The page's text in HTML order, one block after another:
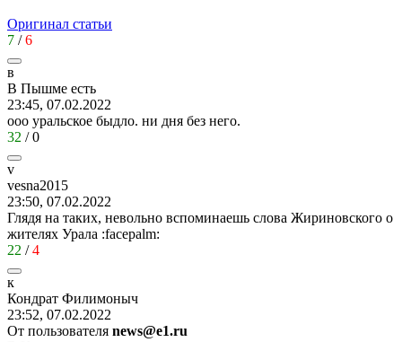
Оригинал статьи
7 /6
в
В Пышме есть
23:45, 07.02.2022
ооо уральское быдло. ни дня без него.
32 /0
v
vesna2015
23:50, 07.02.2022
Глядя на таких, невольно вспоминаешь слова Жириновского о
жителях Урала :facepalm:
22 /4
к
Кондрат Филимоныч
23:52, 07.02.2022
От пользователя news@e1.ru